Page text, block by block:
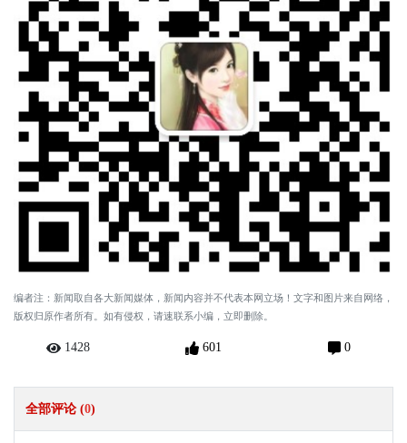
编者注：新闻取自各大新闻媒体，新闻内容并不代表本网立场！文字和图片来自网络，
版权归原作者所有。如有侵权，请速联系小编，立即删除。
1428 601 0
全部评论 (0)